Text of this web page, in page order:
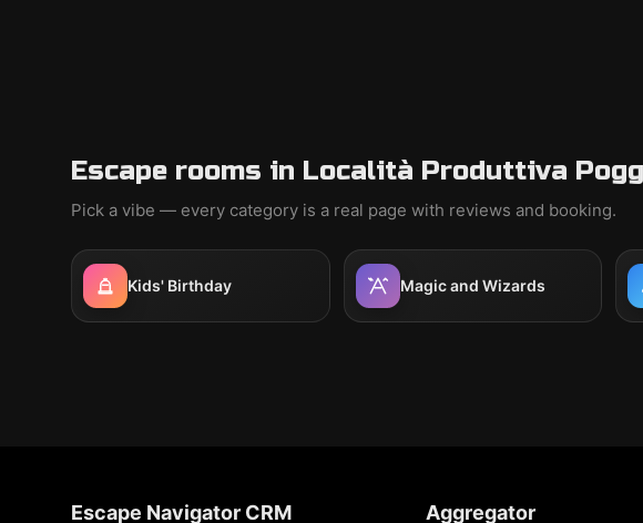
Escape rooms in Località Produttiva
Pick a vibe — every category is a real page with reviews and booking.
Kids' Birthday Magic and Wizards
Escape Navigator CRM Aggregator